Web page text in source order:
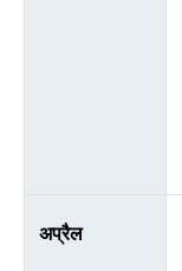
अप्रैल